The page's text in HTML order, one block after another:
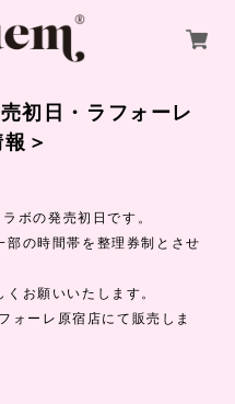
初日・ラフォーレ
＞
ボの発売初日です。
部の時間帯を整理券制とさせ
お願いいたします。
ォーレ原宿店にて販売しま